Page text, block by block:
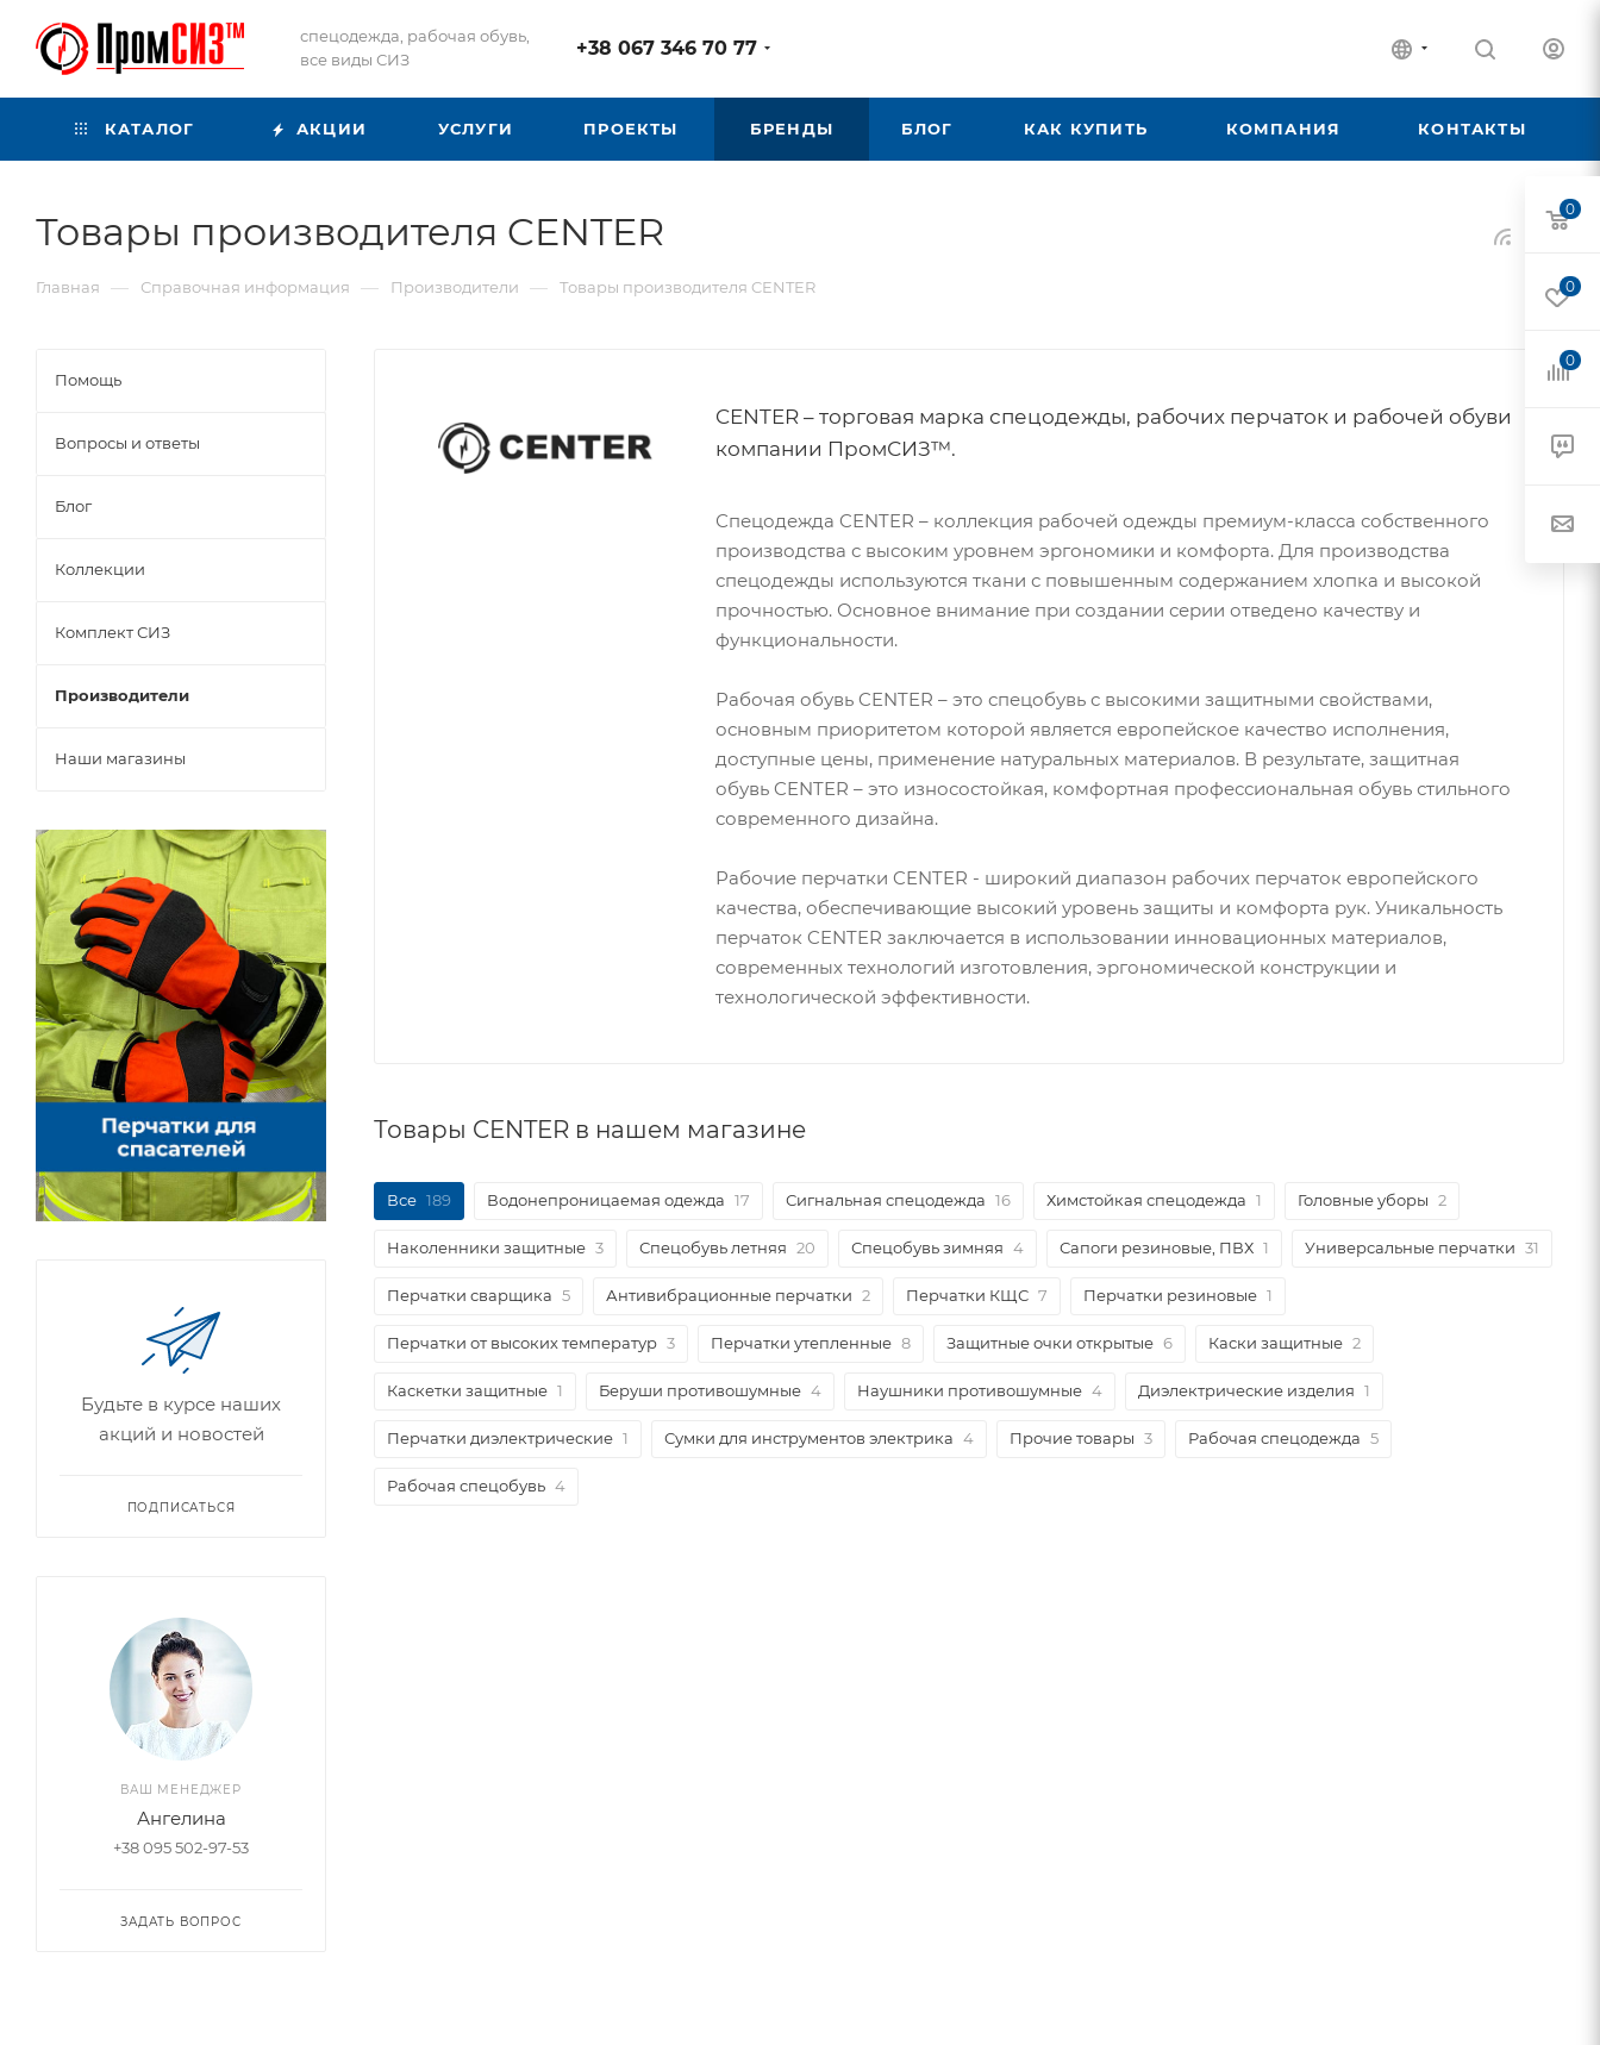
спецодежда, рабочая обувь,
все виды СИЗ
+38 067 346 70 77
КАТАЛОГ АКЦИИ УСЛУГИ ПРОЕКТЫ БРЕНДЫ БЛОГ КАК КУПИТЬ КОМПАНИЯ КОНТАКТЫ
Товары производителя CENTER
Главная — Справочная информация — Производители — Товары производителя CENTER
CENTER – торговая марка спецодежды, рабочих перчаток и рабочей обуви
компании ПромСИЗ™.
Спецодежда CENTER – коллекция рабочей одежды премиум-класса собственного
производства с высоким уровнем эргономики и комфорта. Для производства
спецодежды используются ткани с повышенным содержанием хлопка и высокой
прочностью. Основное внимание при создании серии отведено качеству и
функциональности.
Рабочая обувь CENTER – это спецобувь с высокими защитными свойствами,
основным приоритетом которой является европейское качество исполнения,
доступные цены, применение натуральных материалов. В результате, защитная
обувь CENTER – это износостойкая, комфортная профессиональная обувь стильного
современного дизайна.
Рабочие перчатки CENTER - широкий диапазон рабочих перчаток европейского
качества, обеспечивающие высокий уровень защиты и комфорта рук. Уникальность
перчаток CENTER заключается в использовании инновационных материалов,
современных технологий изготовления, эргономической конструкции и
технологической эффективности.
Товары CENTER в нашем магазине
Все 189 Водонепроницаемая одежда 17 Сигнальная спецодежда 16 Химстойкая спецодежда 1 Головные уборы 2
Наколенники защитные 3 Спецобувь летняя 20 Спецобувь зимняя 4 Сапоги резиновые, ПВХ 1 Универсальные перчатки 31
Перчатки сварщика 5 Антивибрационные перчатки 2 Перчатки КЩС 7 Перчатки резиновые 1
Перчатки от высоких температур 3 Перчатки утепленные 8 Защитные очки открытые 6 Каски защитные 2
Каскетки защитные 1 Беруши противошумные 4 Наушники противошумные 4 Диэлектрические изделия 1
Перчатки диэлектрические 1 Сумки для инструментов электрика 4 Прочие товары 3 Рабочая спецодежда 5
Рабочая спецобувь 4
Помощь
Вопросы и ответы
Блог
Коллекции
Комплект СИЗ
Производители
Наши магазины
Будьте в курсе наших
акций и новостей
ПОДПИСАТЬСЯ
ВАШ МЕНЕДЖЕР
Ангелина
+38 095 502-97-53
ЗАДАТЬ ВОПРОС
0
0
0